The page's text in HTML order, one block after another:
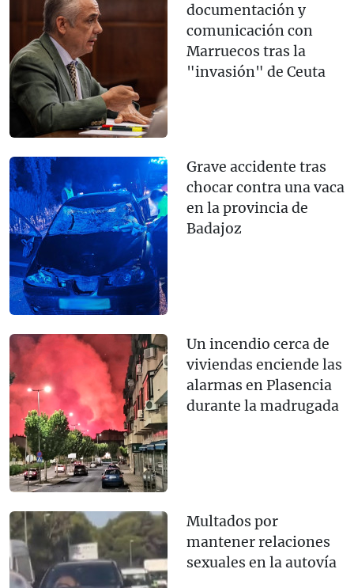
documentación y
comunicación con
Marruecos tras la
"invasión" de Ceuta
Grave accidente tras
chocar contra una vaca
en la provincia de
Badajoz
Un incendio cerca de
viviendas enciende las
alarmas en Plasencia
durante la madrugada
Multados por
mantener relaciones
sexuales en la autovía